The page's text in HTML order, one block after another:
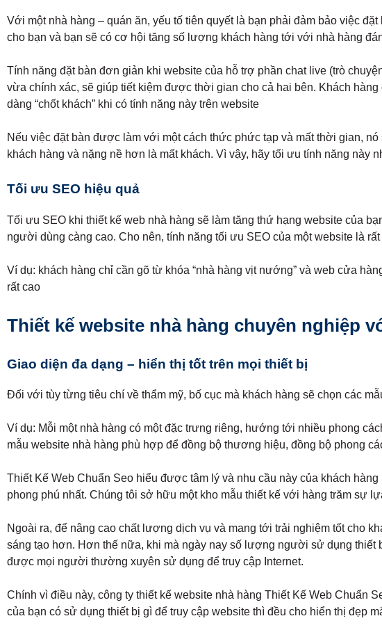
Với một nhà hàng – quán ăn, yếu tố tiên quyết là bạn phải đảm bảo việc
cho bạn và bạn sẽ có cơ hội tăng số lượng khách hàng tới với nhà hàng
Tính năng đặt bàn đơn giản khi website của hỗ trợ phần chat live (trò
vừa chính xác, sẽ giúp tiết kiệm được thời gian cho cả hai bên. Khách
dàng “chốt khách” khi có tính năng này trên website
Nếu việc đặt bàn được làm với một cách thức phức tạp và mất thời gian,
khách hàng và nặng nề hơn là mất khách. Vì vậy, hãy tối ưu tính năng này
Tối ưu SEO hiệu quả
Tối ưu SEO khi thiết kế web nhà hàng sẽ làm tăng thứ hạng website của
người dùng càng cao. Cho nên, tính năng tối ưu SEO của một website là
Ví dụ: khách hàng chỉ cần gõ từ khóa “nhà hàng vịt nướng” và web cửa
rất cao
Thiết kế website nhà hàng chuyên nghiệp
Giao diện đa dạng – hiển thị tốt trên mọi thiết bị
Đối với tùy từng tiêu chí về thẩm mỹ, bố cục mà khách hàng sẽ chọn các
Ví dụ: Mỗi một nhà hàng có một đặc trưng riêng, hướng tới nhiều phong
mẫu website nhà hàng phù hợp để đồng bộ thương hiệu, đồng bộ phong
Thiết Kế Web Chuẩn Seo hiểu được tâm lý và nhu cầu này của khách
phong phú nhất. Chúng tôi sở hữu một kho mẫu thiết kế với hàng trăm sự
Ngoài ra, để nâng cao chất lượng dịch vụ và mang tới trải nghiệm tốt cho
sáng tạo hơn. Hơn thế nữa, khi mà ngày nay số lượng người sử dụng
được mọi người thường xuyên sử dụng để truy cập Internet.
Chính vì điều này, công ty thiết kế website nhà hàng Thiết Kế Web Chuẩn
của bạn có sử dụng thiết bị gì để truy cập website thì đều cho hiển thị đẹp